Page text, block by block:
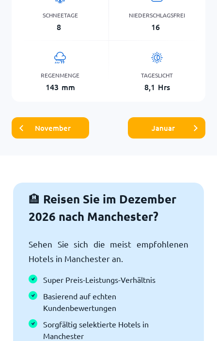
SCHNEETAGE
8
NIEDERSCHLAGSFREI
16
REGENMENGE
143 mm
TAGESLICHT
8,1 Hrs
November Januar
🏨 Reisen Sie im Dezember
2026 nach Manchester?
Sehen Sie sich die meist empfohlenen
Hotels in Manchester an.
Super Preis-Leistungs-Verhältnis
Basierend auf echten
Kundenbewertungen
Sorgfältig selektierte Hotels in
Manchester